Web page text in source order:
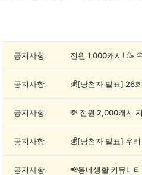
제
공지사항
공지사항
공지사항
공지사항
공지사항 📢동네생활 커뮤니